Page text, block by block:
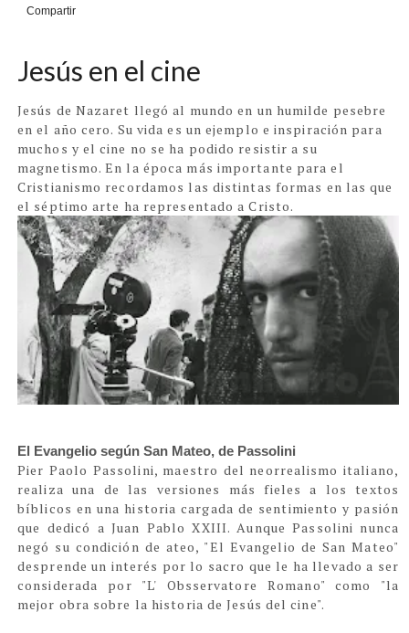
Compartir
Jesús en el cine
Jesús de Nazaret llegó al mundo en un humilde pesebre
en el año cero. Su vida es un ejemplo e inspiración para
muchos y el cine no se ha podido resistir a su
magnetismo. En la época más importante para el
Cristianismo recordamos las distintas formas en las que
el séptimo arte ha representado a Cristo.
El Evangelio según San Mateo, de Passolini
Pier Paolo Passolini, maestro del neorrealismo italiano,
realiza una de las versiones más fieles a los textos
bíblicos en una historia cargada de sentimiento y pasión
que dedicó a Juan Pablo XXIII. Aunque Passolini nunca
negó su condición de ateo, "El Evangelio de San Mateo"
desprende un interés por lo sacro que le ha llevado a ser
considerada por "L' Obsservatore Romano" como "la
mejor obra sobre la historia de Jesús del cine".